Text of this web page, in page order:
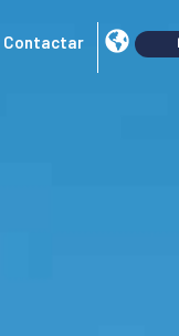
Contactar